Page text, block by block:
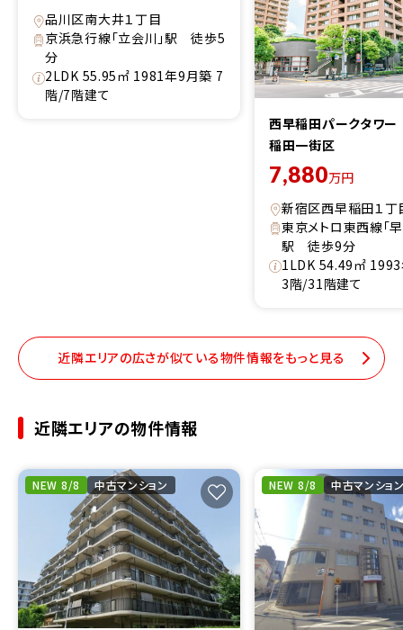
品川区南大井１丁目
京浜急行線「立会川」駅 徒歩5
分
2LDK 55.95㎡ 1981年9月築 7
階/7階建て
西早稲田パークタワ
稲田一街区
7,880万円
新宿区西早稲田１丁
東京メトロ東西線「
駅 徒歩9分
1LDK 54.49㎡
3階/31階建て
近隣エリアの広さが似ている物件情報をもっと見る
近隣エリアの物件情報
NEW 8/8 中古マンション NEW 8/8 中古マンショ